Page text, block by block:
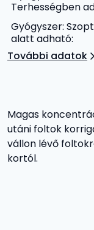
Terhességben
Gyógyszer:
alatt adható:
További adatok
Magas
utáni foltok
vállon lévő
kortól.